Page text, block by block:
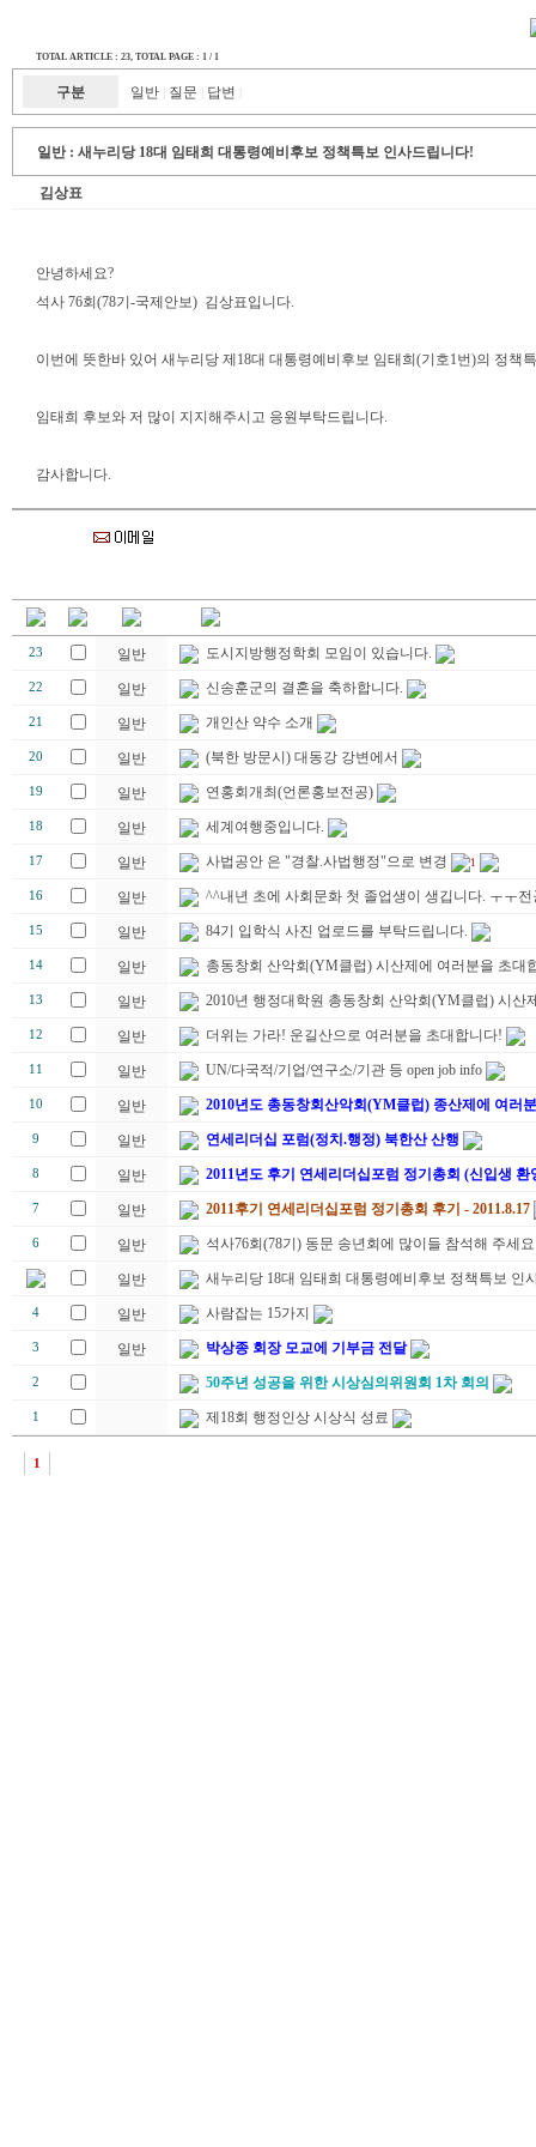
TOTAL ARTICLE : 23, TOTAL PAGE : 1 / 1
구분 일반 질문 답변
일반 : 새누리당 18대 임태희 대통령예비후보 정책특보 인사드립니다!
김상표
안녕하세요?
석사 76회(78기-국제안보) 김상표입니다.
이번에 뜻한바 있어 새누리당 제18대 대통령예비후보 임태희(기호1번)의 정책
임태희 후보와 저 많이 지지해주시고 응원부탁드립니다.
감사합니다.
23 일반 도시지방행정학회 모임이 있습니다.
22 일반 신송훈군의 결혼을 축하합니다.
21 일반 개인산 약수 소개
20 일반 (북한 방문시) 대동강 강변에서
19 일반 연홍회개최(언론홍보전공)
18 일반 세계여행중입니다.
17 일반 사법공안 은 "경찰.사법행정"으로 변경 1
16 일반 ^^내년 초에 사회문화 첫 졸업생이 생깁니다. ㅜㅜ
15 일반 84기 입학식 사진 업로드를 부탁드립니다.
14 일반 총동창회 산악회(YM클럽) 시산제에 여러분을 초대
13 일반 2010년 행정대학원 총동창회 산악회(YM클럽) 시산
12 일반 더위는 가라! 운길산으로 여러분을 초대합니다!
11 일반 UN/다국적/기업/연구소/기관 등 open job info
10 일반 2010년도 총동창회산악회(YM클럽) 종산제에 여러
9 일반 연세리더십 포럼(정치.행정) 북한산 산행
8 일반 2011년도 후기 연세리더십포럼 정기총회 (신입생
7 일반 2011후기 연세리더십포럼 정기총회 후기 - 2011.8.17
6 일반 석사76회(78기) 동문 송년회에 많이들 참석해 주세요
일반 새누리당 18대 임태희 대통령예비후보 정책특보 인
4 일반 사람잡는 15가지
3 일반 박상종 회장 모교에 기부금 전달
2 50주년 성공을 위한 시상심의위원회 1차 회의
1 제18회 행정인상 시상식 성료
1